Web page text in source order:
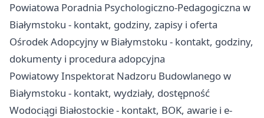
Powiatowa Poradnia Psychologiczno-Pedagogiczna w
Białymstoku - kontakt, godziny, zapisy i oferta
Ośrodek Adopcyjny w Białymstoku - kontakt, godziny,
dokumenty i procedura adopcyjna
Powiatowy Inspektorat Nadzoru Budowlanego w
Białymstoku - kontakt, wydziały, dostępność
Wodociągi Białostockie - kontakt, BOK, awarie i e-